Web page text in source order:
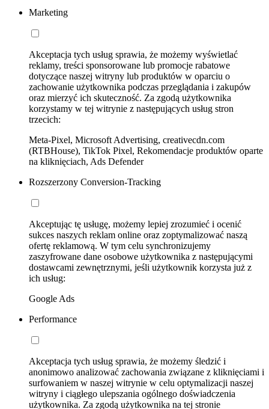
Marketing
Akceptacja tych usług sprawia, że możemy wyświetlać
reklamy, treści sponsorowane lub promocje rabatowe
dotyczące naszej witryny lub produktów w oparciu o
zachowanie użytkownika podczas przeglądania i zakupów
oraz mierzyć ich skuteczność. Za zgodą użytkownika
korzystamy w tej witrynie z następujących usług stron
trzecich:
Meta-Pixel, Microsoft Advertising, creativecdn.com
(RTBHouse), TikTok Pixel, Rekomendacje produktów oparte
na kliknięciach, Ads Defender
Rozszerzony Conversion-Tracking
Akceptując tę usługę, możemy lepiej zrozumieć i ocenić
sukces naszych reklam online oraz zoptymalizować naszą
ofertę reklamową. W tym celu synchronizujemy
zaszyfrowane dane osobowe użytkownika z następującymi
dostawcami zewnętrznymi, jeśli użytkownik korzysta już z
ich usług:
Google Ads
Performance
Akceptacja tych usług sprawia, że możemy śledzić i
anonimowo analizować zachowania związane z kliknięciami i
surfowaniem w naszej witrynie w celu optymalizacji naszej
witryny i ciągłego ulepszania ogólnego doświadczenia
użytkownika. Za zgodą użytkownika na tej stronie